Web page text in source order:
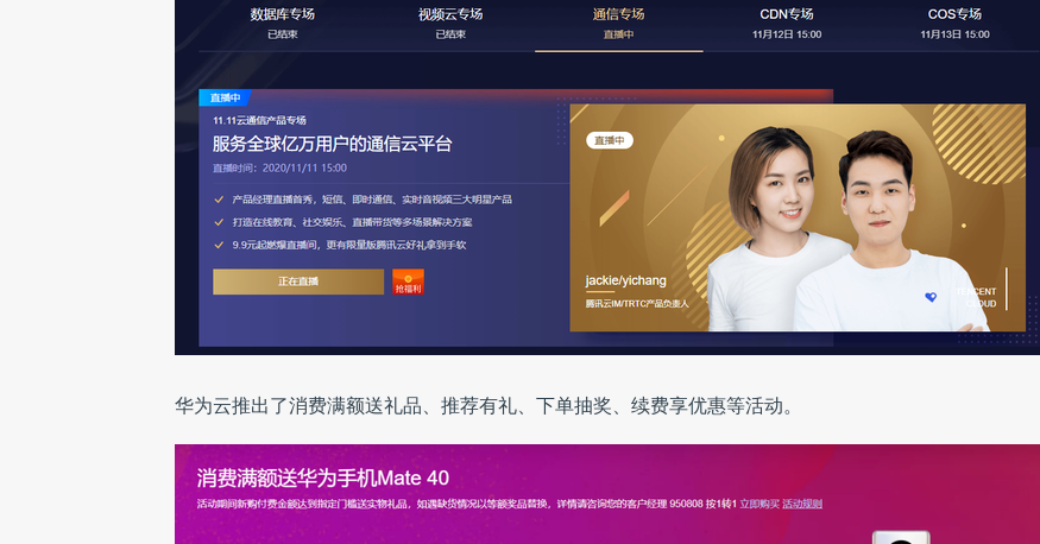
华为云推出了消费满额送礼品、推荐有礼、下单抽奖、续费享优惠等活动。